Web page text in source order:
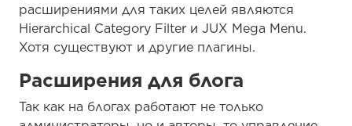
расширениями для таких целей являются
Hierarchical Category Filter и JUX Mega Menu.
Хотя существуют и другие плагины.
Расширения для блога
Так как на блогах работают не только